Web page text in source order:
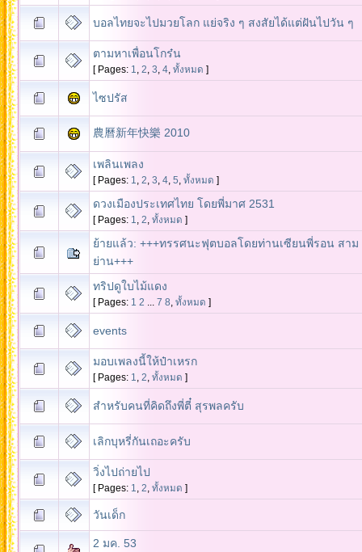
บอลไทยจะไปมวยโลก แย่จริง ๆ สงสัยได้แต่ฝันไปวัน ๆ
ตามหาเพื่อนโกร๋น
[ Pages: 1 2 3 4, ทั้งหมด ]
ไซปรัส
農曆新年快樂 2010
เพลินเพลง
[ Pages: 1 2 3 4, 5 ทั้งหมด ]
ดวงเมืองประเทศไทย โดยพี่มาศ 2531
[ Pages: 1 2 ทั้งหมด ]
ย้ายแล้ว: +++ทรรศนะฟุตบอลโดยท่านเซียนพี่รอน สาม
ย่าน+++
ทริปดูใบไม้แดง
[ Pages: 1 2 7 8 ทั้งหมด ]
events
มอบเพลงนี้ให้ป๋าเหรก
[ Pages: 1 2 ทั้งหมด ]
สำหรับคนที่คิดถึงพี่ตี๋ สุรพลครับ
เลิกบุหรี่กันเถอะครับ
วิ่งไปถ่ายไป
[ Pages: 1 2 ทั้งหมด ]
วันเด็ก
2 มค. 53